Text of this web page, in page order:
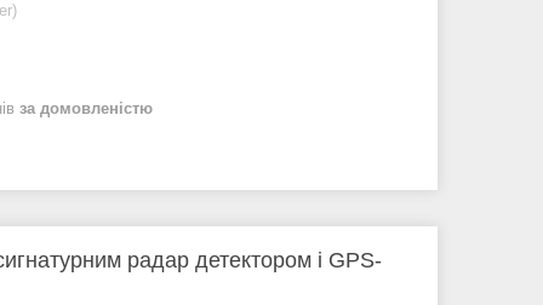
за домовленістю
радар детектором і GPS-